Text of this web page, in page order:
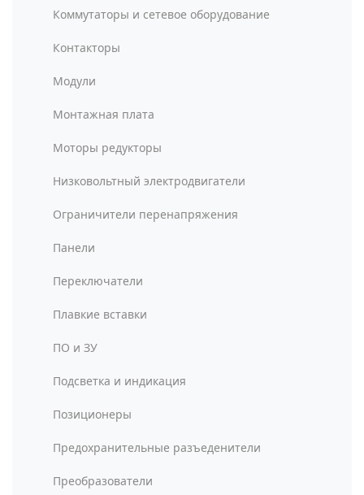
Коммутаторы и сетевое оборудование
Контакторы
Модули
Монтажная плата
Моторы редукторы
Низковольтный электродвигатели
Ограничители перенапряжения
Панели
Переключатели
Плавкие вставки
ПО и ЗУ
Подсветка и индикация
Позиционеры
Предохранительные разъеденители
Преобразователи